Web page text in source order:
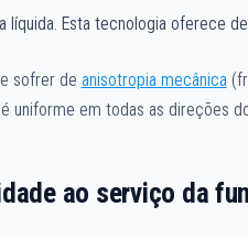
líquida. Esta tecnologia oferece
sofrer de anisotropia mecânica
uniforme em todas as direções
ao serviço da